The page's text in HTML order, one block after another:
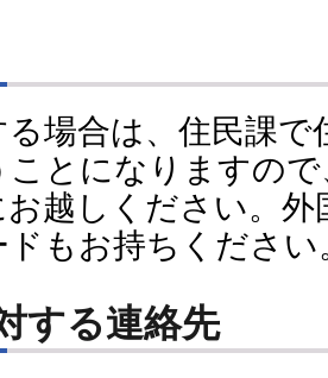
場合は、住民課で
ことになりますの
越しください。外
ドもお持ちください
する連絡先